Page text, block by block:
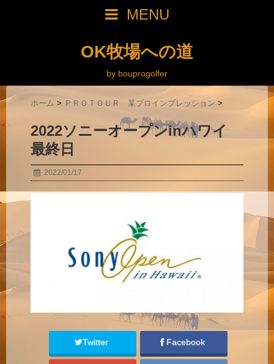
MENU
OK牧場への道
by bouprogolfer
ホーム > ＰＲＯＴＯＵＲ 某プロインプレッション >
2022ソニーオープンinハワイ
最終日
2022/01/17
Twitter Facebook